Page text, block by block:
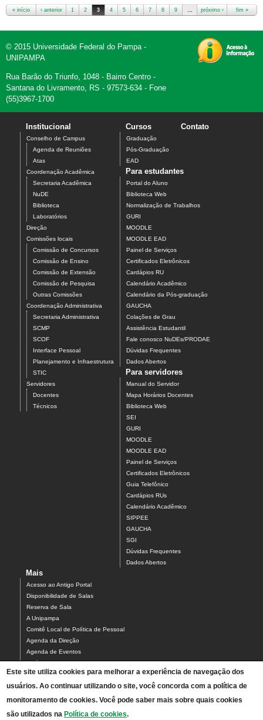
« início ‹ anterior 1 2 3 4 5 6 7 8 9 … próximo › fim »
© 2015 Universidade Federal do Pampa -
UNIPAMPA
Rua Barão do Triunfo, 1048 - Bairro Centro -
Santana do Livramento, RS - 97573-634 - Fone
(55)3967-1700
Institucional
Conselho de Campus
Agenda de Reuniões
Atas
Coordenação Acadêmica
Secretaria Acadêmica
NuDE
Biblioteca
Laboratórios
Direção
Comissões locais
Comissão de Concursos
Comissão de Ensino
Comissão de Extensão
Comissão de Pesquisa
Outras Comissões
Coordenação Administrativa
Secretaria Administrativa
SCMP
SCOF
Interface Pessoal
Planejamento e Infraestrutura
STIC
Servidores
Docentes
Técnicos
Cursos
Graduação
Pós-Graduação
EAD
Contato
Para estudantes
Portal do Aluno
Biblioteca Web
Normalização de Trabalhos
GURI
MOODLE
MOODLE EAD
Painel de Serviços
Certificados Eletrônicos
Cardápios RU
Calendário Acadêmico
Calendário da Pós-graduação
GAUCHA
Colações de Grau
Assistência Estudantil
Fale conosco NuDEs/PRODAE
Dúvidas Frequentes
Dados Abertos
Para servidores
Manual do Servidor
Mapa Horários Docentes
Biblioteca Web
SEI
GURI
MOODLE
MOODLE EAD
Painel de Serviços
Certificados Eletrônicos
Guia Telefônico
Cardápios RUs
Calendário Acadêmico
SIPPEE
GAUCHA
SGI
Dúvidas Frequentes
Dados Abertos
Mais
Acesso ao Antigo Portal
Disponibilidade de Salas
Reserva de Sala
A Unipampa
Comitê Local de Política de Pessoal
Agenda da Direção
Agenda de Eventos
Estágios
Relatório de Gestão
Infraestrutura do Campus
Este site utiliza cookies para melhorar a experiência de navegação dos
usuários. Ao continuar utilizando o site, você concorda com a política de
monitoramento de cookies. Você pode saber mais sobre quais cookies
são utilizados na Política de cookies.